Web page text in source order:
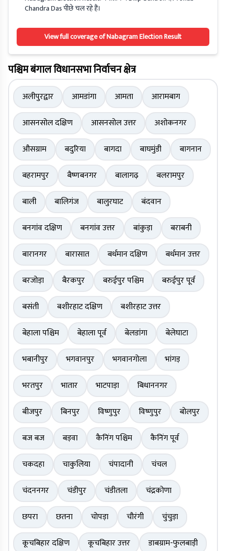
Chandra Das पीछे चल रहे हैं।
View full coverage of Nabagram Election Result
पश्चिम बंगाल विधानसभा निर्वाचन क्षेत्र
अलीपुरद्वार आमडांगा आमता
आरामबाग
आसनसोल दक्षिण
आसनसोल उत्तर
अशोकनगर
औसग्राम
बदुरिया बागदा बाघमुंडी
बागनान
बहरामपुर
बैष्णबनगर बालागढ़
बलरामपुर
बाली
बालिगंज बालुरघाट
बंदवान
बनगांव दक्षिण
बनगांव उत्तर बांकुड़ा
बराबनी
बारानगर
बारासात बर्धमान दक्षिण
बर्धमान उत्तर
बरजोड़ा
बैरकपुर बरुईपुर पश्चिम
बरुईपुर पूर्व
बसंती
बशीरहाट दक्षिण
बशीरहाट उत्तर
बेहाला पश्चिम
बेहाला पूर्व बेलडांगा
बेलेघाटा
भबानीपुर
भगवानपुर भगवानगोला
भांगड़
भरतपुर
भातार भाटपाड़ा
बिधाननगर
बीजपुर
बिनपुर विष्णुपुर विष्णुपुर
बोलपुर
बज बज
बड़वा कैनिंग पश्चिम
कैनिंग पूर्व
चकदहा
चाकुलिया चंपादानी
चंचल
चंदननगर
चंडीपुर चंडीतला
चंद्रकोणा
छपरा
छतना चोपड़ा चौरंगी
चुंचुड़ा
कूचबिहार दक्षिण
कूचबिहार उत्तर
डाबग्राम-फुलबाड़ी